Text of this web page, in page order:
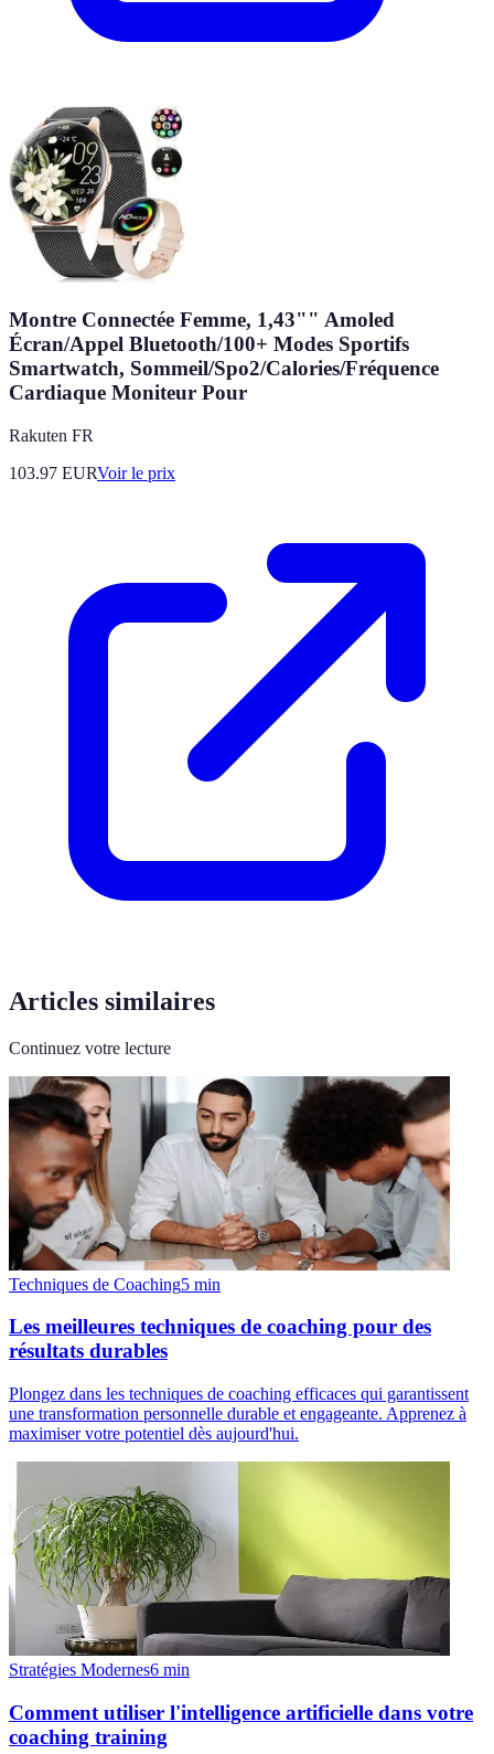
Montre Connectée Femme, 1,43"" Amoled
Écran/Appel Bluetooth/100+ Modes Sportifs
Smartwatch, Sommeil/Spo2/Calories/Fréquence
Cardiaque Moniteur Pour
Rakuten FR
103.97 EURVoir le prix
Articles similaires
Continuez votre lecture
Techniques de Coaching5 min
Les meilleures techniques de coaching pour des
résultats durables
Plongez dans les techniques de coaching efficaces qui garantissent
une transformation personnelle durable et engageante. Apprenez à
maximiser votre potentiel dès aujourd'hui.
Stratégies Modernes6 min
Comment utiliser l'intelligence artificielle dans votre
coaching training